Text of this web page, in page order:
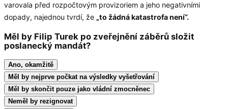
varovala před rozpočtovým provizoriem a jeho negativními
dopady, najednou tvrdí, že „to žádná katastrofa není“.
Měl by Filip Turek po zveřejnění záběrů složit
poslanecký mandát?
Ano, okamžitě
Měl by nejprve počkat na výsledky vyšetřování
Měl by skončit pouze jako vládní zmocněnec
Neměl by rezignovat